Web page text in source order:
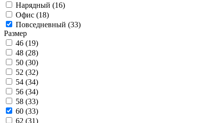
Нарядный (16)
Офис (18)
Повседневный (33)
Размер
46 (19)
48 (28)
50 (30)
52 (32)
54 (34)
56 (34)
58 (33)
60 (33)
62 (31)